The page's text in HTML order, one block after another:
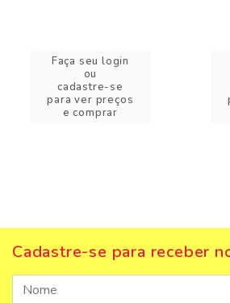
Faça seu login
ou
cadastre-se
para ver preços
e comprar
Cadastre-se para receber